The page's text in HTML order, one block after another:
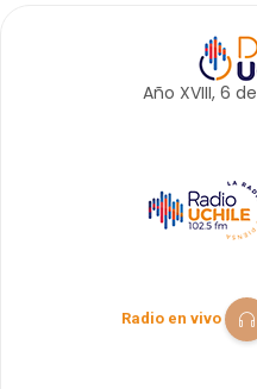
Año XVIII, 6 de
Radio en vivo